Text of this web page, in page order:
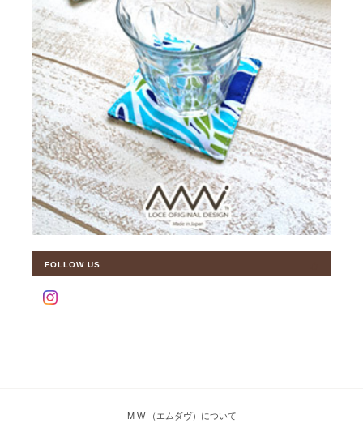
FOLLOW US
M W （エムダヴ）について